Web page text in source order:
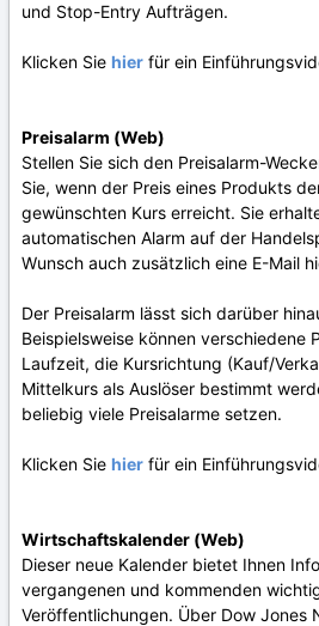
und Stop-Entry Aufträgen.
Klicken Sie hier für ein
Preisalarm (Web)
Stellen Sie sich den Preisalarm-
Sie, wenn der Preis eines Produkts
gewünschten Kurs erreicht. Sie
automatischen Alarm auf der
Wunsch auch zusätzlich eine E-Mail
Der Preisalarm lässt sich darüber
Beispielsweise können verschiedene
Laufzeit, die Kursrichtung (Kauf/
Mittelkurs als Auslöser bestimmt
beliebig viele Preisalarme setzen.
Klicken Sie hier für ein
Wirtschaftskalender (Web)
Dieser neue Kalender bietet Ihnen
vergangenen und kommenden
Veröffentlichungen. Über Dow Jones